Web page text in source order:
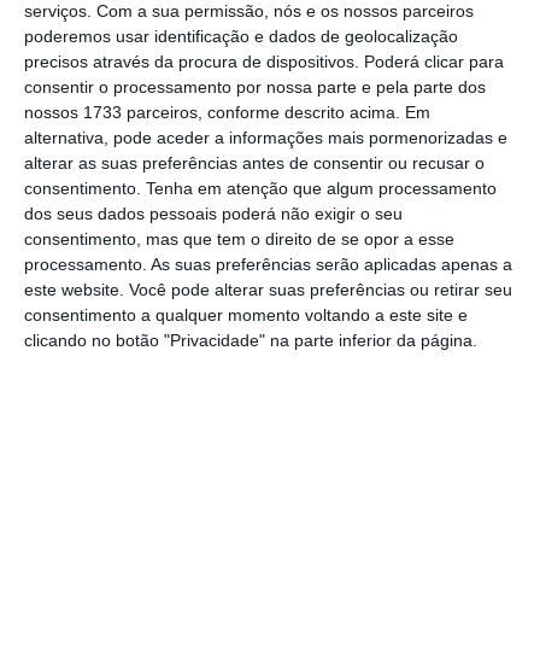
serviços. Com a sua permissão, nós e os nossos parceiros
poderemos usar identificação e dados de geolocalização
precisos através da procura de dispositivos. Poderá clicar para
consentir o processamento por nossa parte e pela parte dos
nossos 1733 parceiros, conforme descrito acima. Em
alternativa, pode aceder a informações mais pormenorizadas e
alterar as suas preferências antes de consentir ou recusar o
consentimento. Tenha em atenção que algum processamento
dos seus dados pessoais poderá não exigir o seu
consentimento, mas que tem o direito de se opor a esse
processamento. As suas preferências serão aplicadas apenas a
este website. Você pode alterar suas preferências ou retirar seu
consentimento a qualquer momento voltando a este site e
clicando no botão "Privacidade" na parte inferior da página.